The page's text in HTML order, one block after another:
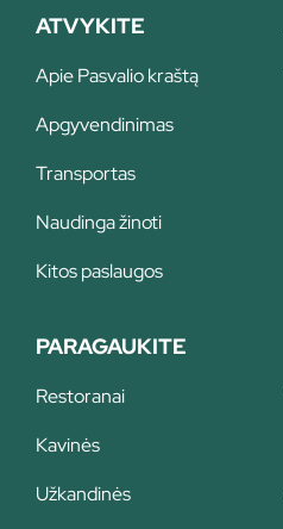
ATVYKITE
Apie Pasvalio kraštą
Apgyvendinimas
Transportas
Naudinga žinoti
Kitos paslaugos
PARAGAUKITE
Restoranai
Kavinės
Užkandinės